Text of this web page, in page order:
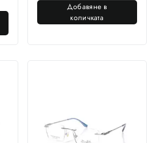
Добавяне в
количката